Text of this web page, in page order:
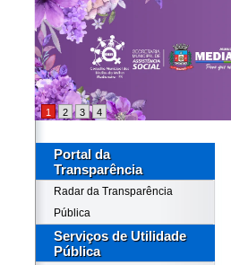
1 2 3 4
Portal da
Transparência
Radar da Transparência
Pública
Serviços de Utilidade
Pública